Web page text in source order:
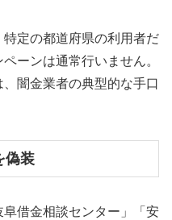
定の都道府県の利用者だ
ーンは通常行いません。
闇金業者の典型的な手口
偽装
借金相談センター」「安